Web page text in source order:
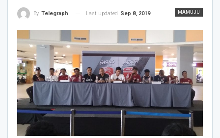
MAMUJU
By Telegraph Last updated Sep 8, 2019